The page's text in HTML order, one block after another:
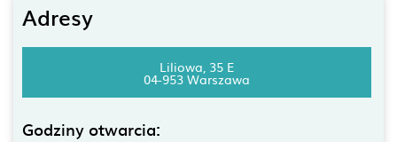
Adresy
Liliowa, 35 E
04-953 Warszawa
Godziny otwarcia: